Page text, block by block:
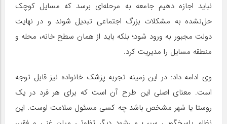
نباید اجازه دهیم جامعه به مرحله‌ای برسد که مسایل کوچک
حل‌نشده به مشکلات بزرگ اجتماعی تبدیل شوند و در نهایت
دولت مجبور به ورود شود؛ بلکه باید از همان سطح خانه، محله و
منطقه مسایل را مدیریت کرد.
وی ادامه داد: در این زمینه تجربه پزشک خانواده نیز قابل توجه
است. معنای اصلی این طرح آن است که برای هر فرد در یک
روستا یا شهر مشخص باشد چه کسی مسئول سلامت اوست. این